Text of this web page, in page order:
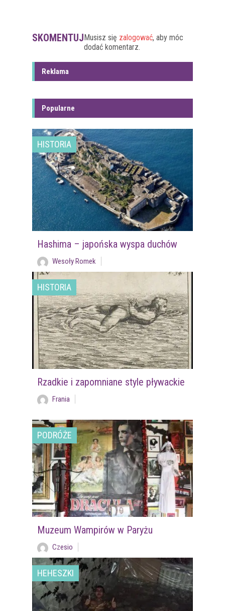
SKOMENTUJMusisz się zalogować, aby móc
dodać komentarz.
Reklama
Popularne
HISTORIA
Hashima – japońska wyspa duchów
Wesoły Romek
HISTORIA
Rzadkie i zapomniane style pływackie
Frania
PODRÓŻE
Muzeum Wampirów w Paryżu
Czesio
HEHESZKI